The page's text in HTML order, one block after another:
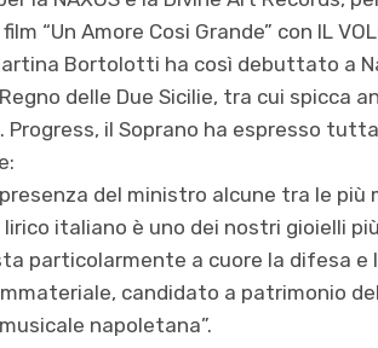
“Un Amore Cosi Grande” con IL
Bortolotti ha così debuttato a
delle Due Sicilie, tra cui spicca
Progress, il Soprano ha espresso
del ministro alcune tra le più
italiano è uno dei nostri gioielli
particolarmente a cuore la difesa e
candidato a patrimonio
napoletana”.